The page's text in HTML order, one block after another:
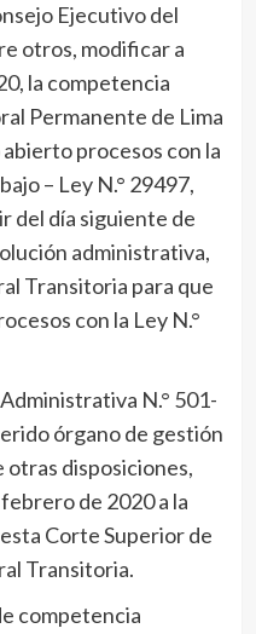
Ejecutivo del
otros, modificar a
la competencia
Permanente de Lima
procesos con la
– Ley N.° 29497,
del día siguiente de
administrativa,
Transitoria para que
con la Ley N.°
N.° 501-
órgano de gestión
disposiciones,
de 2020 a la
Corte Superior de
Transitoria.
competencia